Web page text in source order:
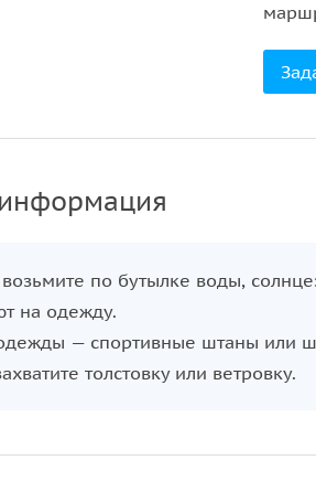
по бутылке воды,
на одежду.
— спортивные штаны или
толстовку или ветровку.